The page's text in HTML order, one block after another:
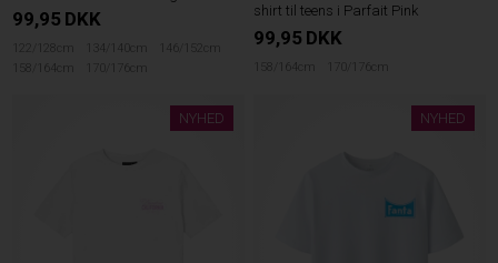
99,95 DKK
122/128cm 134/140cm
146/152cm
158/164cm
170/176cm
shirt til teens i Parfait Pink
99,95 DKK
158/164cm 170/176cm
NYHED NYHED